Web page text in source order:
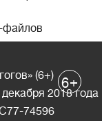
файлов
(6+)
2018 года
74596
6+